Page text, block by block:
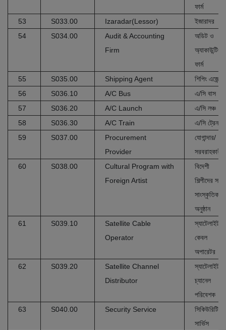
ফার্ম
53
S033.00 Izaradar(Lessor)
ইজারাদর
54
S034.00
Audit & Accounting
Firm
অডিট ও
অ্যাকাউন্টিং
ফার্ম
55
S035.00 Shipping Agent
শিপিং এজেন্ট
56
S036.10 A/C Bus
এ/সি বাস
57
S036.20 A/C Launch
এ/সি লঞ্চ
58
S036.30 A/C Train
এ/সি ট্রেন
59
S037.00
Procurement
Provider
যোগান্দার/
সরবরাহকারী
60
S038.00
Cultural Program with
Foreign Artist
বিদেশী
শিল্পীদের সাথে
সাংস্কৃতিক
অনুষ্ঠান
61
S039.10
Satellite Cable
Operator
স্যাটেলাইট
কেবল
অপারেটর
62
S039.20
Satellite Channel
Distributor
স্যাটেলাইট
চ্যানেল
পরিবেশক
63
S040.00 Security Service
সিকিউরিটি
সার্ভিস